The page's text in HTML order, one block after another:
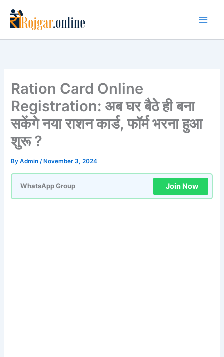
content
Ration Card Online
Registration: अब घर बैठे ही बना
सकेंगे नया राशन कार्ड, फॉर्म भरना हुआ
शुरू ?
ByAdmin/ November 3, 2024
WhatsApp Group Join Now